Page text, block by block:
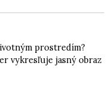
prostredím?
vykresľuje jasný obraz